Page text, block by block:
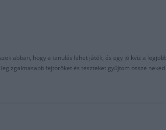
abban, hogy a tanulás lehet játék, és egy jó kvíz a
fejtörőket és teszteket gyűjtöm össze